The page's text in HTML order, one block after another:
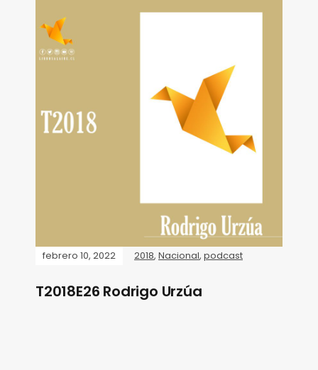
febrero 10, 2022 2018, Nacional, podcast
T2018E26 Rodrigo Urzúa